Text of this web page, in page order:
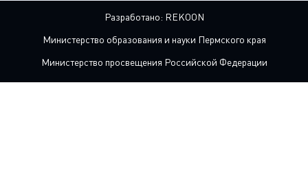
Разработано: REKOON
Министерство образования и науки Пермского края
Министерство просвещения Российской Федерации